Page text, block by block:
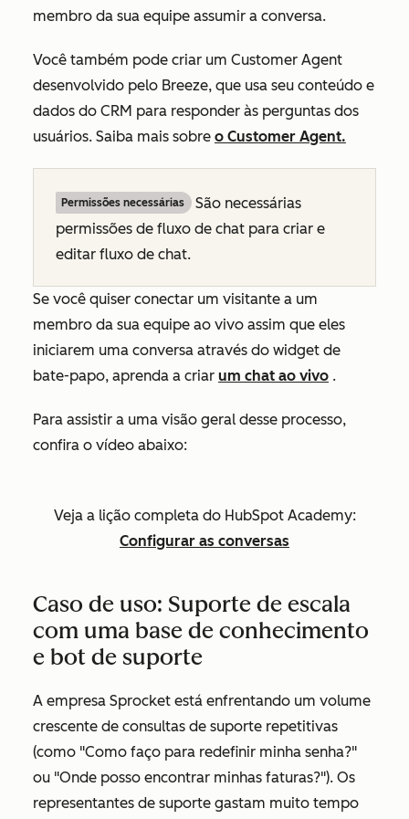
membro da sua equipe assumir a conversa.
Você também pode criar um Customer Agent
desenvolvido pelo Breeze, que usa seu conteúdo e
dados do CRM para responder às perguntas dos
usuários. Saiba mais sobre o Customer Agent.
Permissões necessárias
São necessárias
permissões de fluxo de chat para criar e
editar fluxo de chat.
Se você quiser conectar um visitante a um
membro da sua equipe ao vivo assim que eles
iniciarem uma conversa através do widget de
bate-papo, aprenda a criar um chat ao vivo .
Para assistir a uma visão geral desse processo,
confira o vídeo abaixo:
Veja a lição completa do HubSpot Academy:
Configurar as conversas
Caso de uso: Suporte de escala
com uma base de conhecimento
e bot de suporte
A empresa Sprocket está enfrentando um volume
crescente de consultas de suporte repetitivas
(como "Como faço para redefinir minha senha?"
ou "Onde posso encontrar minhas faturas?"). Os
representantes de suporte gastam muito tempo